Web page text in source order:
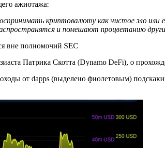
ажиотажа:
криптовалюту как чистое зло
и помешают процветанию
вне полномочий SEC
Патрика Скотта (Dynamo DeFi), о
от dapps (выделено фиолетовым)